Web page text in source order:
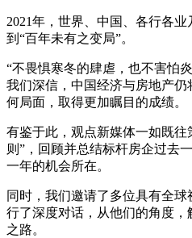
2021年，世界、中国、各行各
到“百年未有之变局”。
“不畏惧寒冬的肆虐，也不害怕
我们深信，中国经济与房地产
何局面，取得更加瞩目的成绩。
有鉴于此，观点新媒体一如既
则”，回顾并总结标杆房企过去
一年的机会所在。
同时，我们邀请了多位具有全
行了深度对话，从他们的角度
之路。